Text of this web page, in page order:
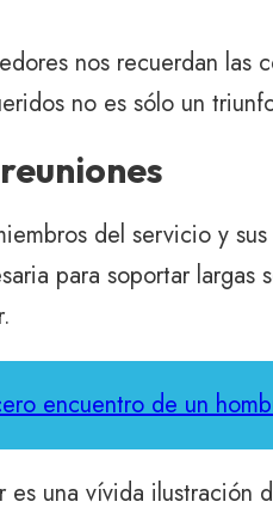
nos recuerdan
no es sólo un
del servicio y
para soportar
encuentro de un
es una vívida